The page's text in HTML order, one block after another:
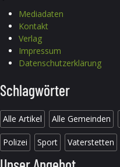
Mediadaten
Kontakt
Verlag
Impressum
Datenschutzerklärung
Schlagwörter
Alle Artikel Alle Gemeinden
Polizei Sport Vaterstetten